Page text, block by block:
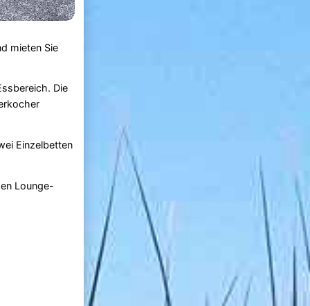
mieten Sie
Die
Einzelbetten
Lounge-